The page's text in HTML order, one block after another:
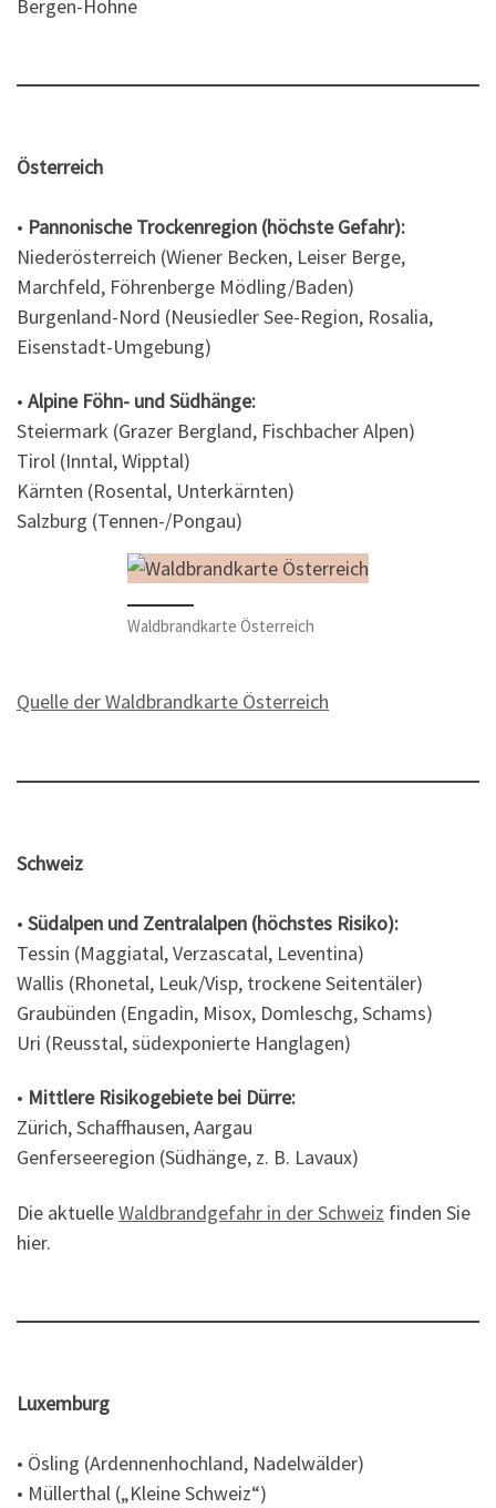
Bergen-Hohne
Österreich
• Pannonische Trockenregion (höchste Gefahr):
Niederösterreich (Wiener Becken, Leiser Berge,
Marchfeld, Föhrenberge Mödling/Baden)
Burgenland-Nord (Neusiedler See-Region, Rosalia,
Eisenstadt-Umgebung)
• Alpine Föhn- und Südhänge:
Steiermark (Grazer Bergland, Fischbacher Alpen)
Tirol (Inntal, Wipptal)
Kärnten (Rosental, Unterkärnten)
Salzburg (Tennen-/Pongau)
Waldbrandkarte Österreich
Quelle der Waldbrandkarte Österreich
Schweiz
• Südalpen und Zentralalpen (höchstes Risiko):
Tessin (Maggiatal, Verzascatal, Leventina)
Wallis (Rhonetal, Leuk/Visp, trockene Seitentäler)
Graubünden (Engadin, Misox, Domleschg, Schams)
Uri (Reusstal, südexponierte Hanglagen)
• Mittlere Risikogebiete bei Dürre:
Zürich, Schaffhausen, Aargau
Genferseeregion (Südhänge, z. B. Lavaux)
Die aktuelleWaldbrandgefahr in der Schweiz finden Sie
hier.
Luxemburg
• Ösling (Ardennenhochland, Nadelwälder)
• Müllerthal („Kleine Schweiz“)